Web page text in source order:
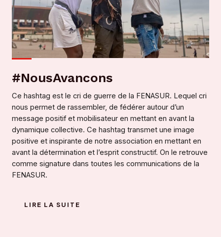
#NousAvancons
Ce hashtag est le cri de guerre de la FENASUR. Lequel cri
nous permet de rassembler, de fédérer autour d’un
message positif et mobilisateur en mettant en avant la
dynamique collective. Ce hashtag transmet une image
positive et inspirante de notre association en mettant en
avant la détermination et l’esprit constructif. On le retrouve
comme signature dans toutes les communications de la
FENASUR.
LIRE LA SUITE